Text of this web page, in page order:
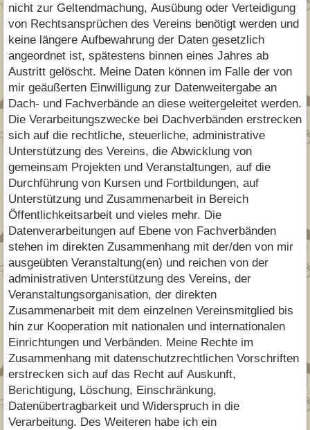
nicht zur Geltendmachung, Ausübung oder Verteidigung
von Rechtsansprüchen des Vereins benötigt werden und
keine längere Aufbewahrung der Daten gesetzlich
angeordnet ist, spätestens binnen eines Jahres ab
Austritt gelöscht. Meine Daten können im Falle der von
mir geäußerten Einwilligung zur Datenweitergabe an
Dach- und Fachverbände an diese weitergeleitet werden.
Die Verarbeitungszwecke bei Dachverbänden erstrecken
sich auf die rechtliche, steuerliche, administrative
Unterstützung des Vereins, die Abwicklung von
gemeinsam Projekten und Veranstaltungen, auf die
Durchführung von Kursen und Fortbildungen, auf
Unterstützung und Zusammenarbeit in Bereich
Öffentlichkeitsarbeit und vieles mehr. Die
Datenverarbeitungen auf Ebene von Fachverbänden
stehen im direkten Zusammenhang mit der/den von mir
ausgeübten Veranstaltung(en) und reichen von der
administrativen Unterstützung des Vereins, der
Veranstaltungsorganisation, der direkten
Zusammenarbeit mit dem einzelnen Vereinsmitglied bis
hin zur Kooperation mit nationalen und internationalen
Einrichtungen und Verbänden. Meine Rechte im
Zusammenhang mit datenschutzrechtlichen Vorschriften
erstrecken sich auf das Recht auf Auskunft,
Berichtigung, Löschung, Einschränkung,
Datenübertragbarkeit und Widerspruch in die
Verarbeitung. Des Weiteren habe ich ein